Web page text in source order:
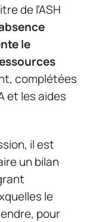
de l’ASH
le
complétées
et les aides
il est
un bilan
le
pour